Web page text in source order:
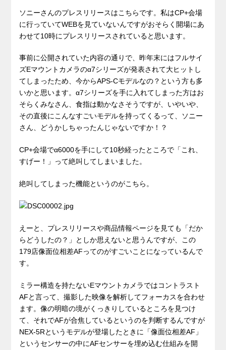
ソニーさんのプレスリリースはこちらです。私はCP+会場
に行っていてWEBを見ていないんですがおそらく開場にあ
わせて10時にプレスリリースされていると思います。
事前に公開されていた内容の通りで、昨年末にはフルサイ
ズEマウントカメラのα7シリーズが発表されて大ヒットし
てしまったため、今からAPS-Cモデルなの？という方も多
いかと思います。α7シリーズを手に入れてしまった方はお
そらくみなさん、食指は動かなさそうですが、いやいや、
その直後にこんなすごいモデルを持ってくるって、ソニー
さん、どうかしちゃったんじゃないですか！？
CP+会場でα6000を手にして10秒経ったところで「これ、
すげー！」って絶叫してしまいました。
絶叫してしまった機能というのがこちら。
えーと、プレスリリースや商品情報ページを見ても「だか
らどうしたの？」としか思えないと思うんですが、この
179店像面位相差AFってのがすごいことになっているんで
す。
ミラー構造を持たないEマウントカメラではコントラスト
AFと言って、撮影した映像を解析してフォーカスを合わせ
ます。像の明暗の境がくっきりしているところを見つけ
て、それでAFが合焦しているというのを判断するんですが
NEX-5Rというモデルが登場したときに「像面位相差AF」
というセンサーの中にAFセンサーを埋め込む仕組みを開